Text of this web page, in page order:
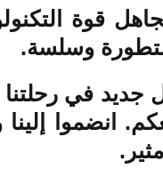
قوة
متطورة وسلسة.
جديد في
انضموا